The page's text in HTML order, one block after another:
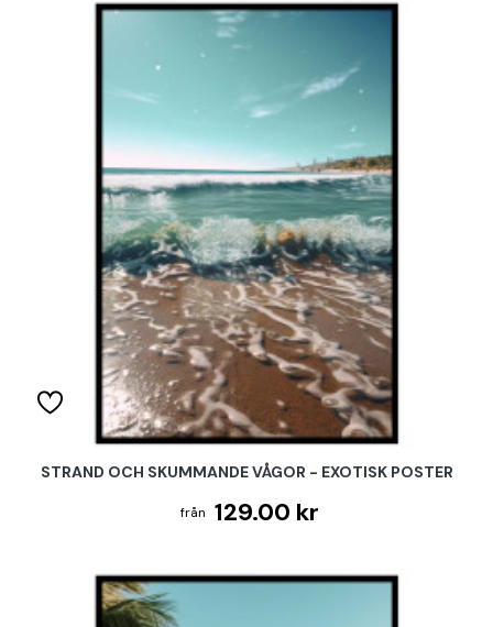
STRAND OCH SKUMMANDE VÅGOR - EXOTISK POSTER
129.00 kr